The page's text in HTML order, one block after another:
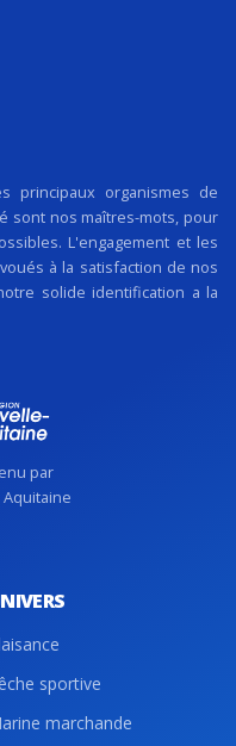
principaux organismes de
sont nos maîtres-mots, pour
L'engagement et les
à la satisfaction de nos
solide identification a la
par
Aquitaine
sportive
marchande